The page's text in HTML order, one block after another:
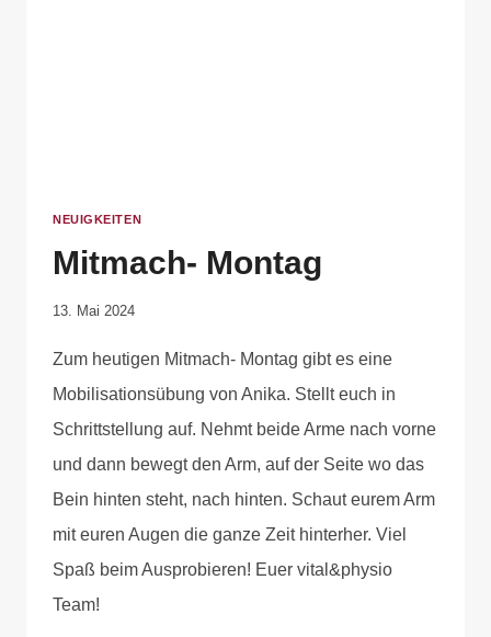
NEUIGKEITEN
Mitmach- Montag
Von
Krause
13. Mai 2024
Zum heutigen Mitmach- Montag gibt es eine
Mobilisationsübung von Anika. Stellt euch in
Schrittstellung auf. Nehmt beide Arme nach vorne
und dann bewegt den Arm, auf der Seite wo das
Bein hinten steht, nach hinten. Schaut eurem Arm
mit euren Augen die ganze Zeit hinterher. Viel
Spaß beim Ausprobieren! Euer vital&physio
Team!